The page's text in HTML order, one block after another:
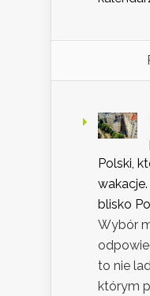
Polski,
blisko
Wybór
to nie
którym